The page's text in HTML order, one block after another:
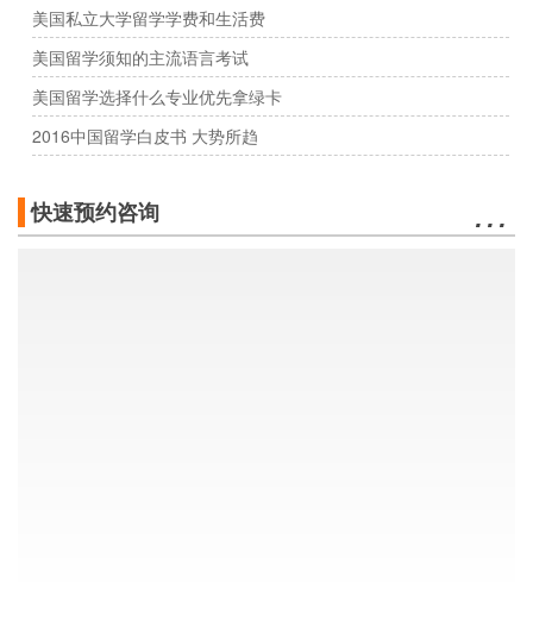
美国私立大学留学学费和生活费
美国留学须知的主流语言考试
美国留学选择什么专业优先拿绿卡
2016中国留学白皮书 大势所趋
快速预约咨询 …